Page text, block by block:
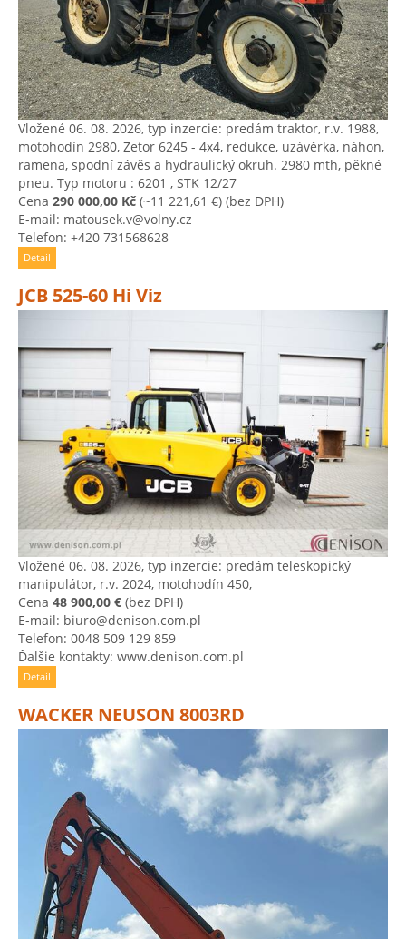
Vložené 06. 08. 2026, typ inzercie: predám traktor, r.v. 1988,
motohodín 2980, Zetor 6245 - 4x4, redukce, uzávěrka, náhon,
ramena, spodní závěs a hydraulický okruh. 2980 mth, pěkné
pneu. Typ motoru : 6201 , STK 12/27
Cena 290 000,00 Kč (~11 221,61 €) (bez DPH)
E-mail: matousek.v@volny.cz
Telefon: +420 731568628
Detail
JCB 525-60 Hi Viz
Vložené 06. 08. 2026, typ inzercie: predám teleskopický
manipulátor, r.v. 2024, motohodín 450,
Cena 48 900,00 € (bez DPH)
E-mail: biuro@denison.com.pl
Telefon: 0048 509 129 859
Ďalšie kontakty: www.denison.com.pl
Detail
WACKER NEUSON 8003RD